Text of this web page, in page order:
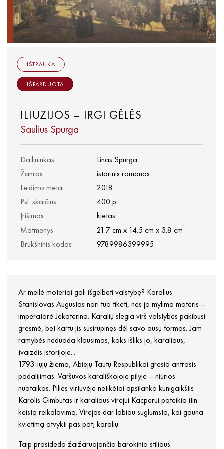
ILIUZIJOS – IRGI GĖLĖS
Saulius Spurga
Dailininkas
Linas Spurga
Žanras
istorinis romanas
Leidimo metai
2018
Psl. skaičius
400 p.
Įrišimas
kietas
Matmenys
21.7 cm x 14.5 cm x 3.8 cm
Brūkšninis kodas
9789986399995
IŠTRAUKA
IŠPARDUOTA
Ar meilė moteriai gali išgelbėti valstybę? Karalius
Stanislovas Augustas nori tuo tikėti, nes jo mylima moteris –
imperatorė Jekaterina. Karalių slegia virš valstybės pakibusi
grėsmė, bet kartu jis susirūpinęs dėl savo ausų formos. Jam
ramybės neduoda klausimas, koks išliks jo, karaliaus,
įvaizdis istorijoje...
1793-iųjų žiema, Abiejų Tautų Respublikai gresia antrasis
padalijimas. Varšuvos karališkojoje pilyje – niūrios
nuotaikos. Pilies virtuvėje netikėtai apsilanko kunigaikštis
Karolis Gimbutas ir karaliaus virėjui Kacperui pateikia itin
keistą reikalavimą. Virėjas dar labiau suglumsta, kai gauna
kvietimą atvykti pas patį karalių.
Taip prasideda žaižaruojančio barokinio stiliaus